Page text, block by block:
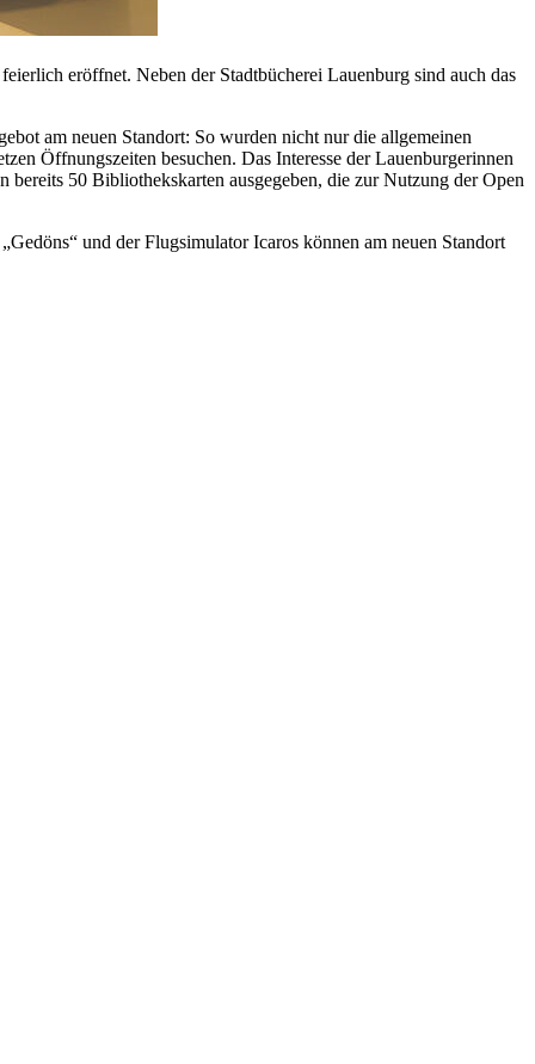
eröffnet. Neben der Stadtbücherei Lauenburg sind auch das
am neuen Standort: So wurden nicht nur die allgemeinen
Öffnungszeiten besuchen. Das Interesse der Lauenburgerinnen
50 Bibliothekskarten ausgegeben, die zur Nutzung der Open
und der Flugsimulator Icaros können am neuen Standort